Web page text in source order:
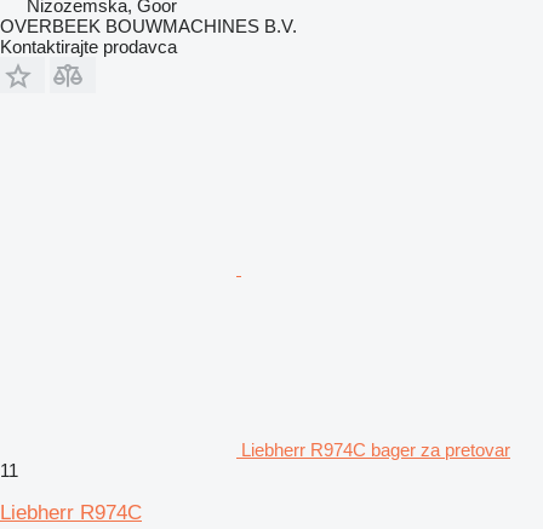
Nizozemska, Goor
OVERBEEK BOUWMACHINES B.V.
Kontaktirajte prodavca
Liebherr R974C bager za pretovar
11
Liebherr R974C